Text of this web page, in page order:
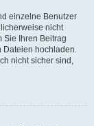
einzelne Benutzer
nicht
Sie Ihren Beitrag
Dateien hochladen.
nicht sicher sind,